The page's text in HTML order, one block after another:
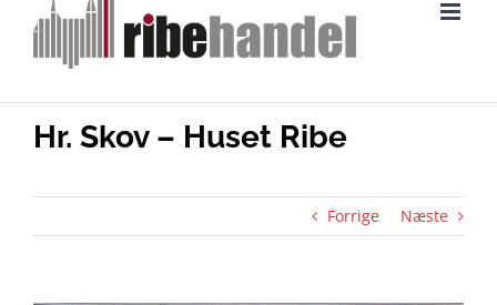
Hr. Skov – Huset Ribe
Forrige Næste